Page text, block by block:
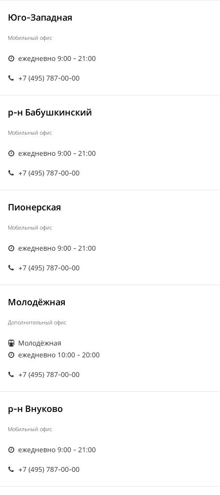
Юго-Западная
Мобильный офис
ежедневно 9:00 - 21:00
+7 (495) 787-00-00
р-н Бабушкинский
Мобильный офис
ежедневно 9:00 - 21:00
+7 (495) 787-00-00
Пионерская
Мобильный офис
ежедневно 9:00 - 21:00
+7 (495) 787-00-00
Молодёжная
Дополнительный офис
Молодёжная
ежедневно 10:00 - 20:00
+7 (495) 787-00-00
р-н Внуково
Мобильный офис
ежедневно 9:00 - 21:00
+7 (495) 787-00-00